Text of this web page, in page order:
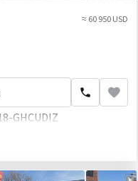
≈ 60 950 USD
GHCUDIZ